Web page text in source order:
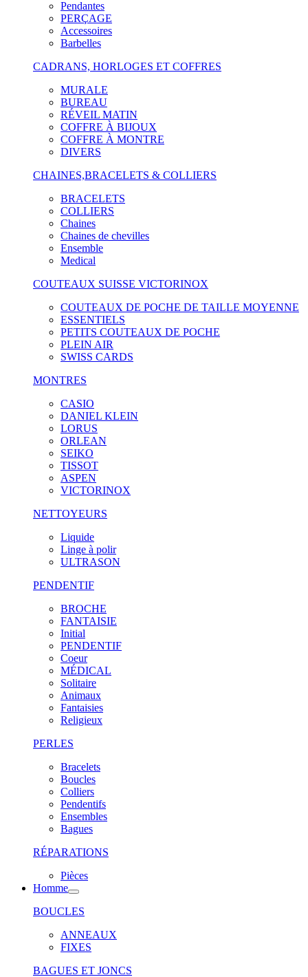
Pendantes
PERÇAGE
Accessoires
Barbelles
CADRANS, HORLOGES ET COFFRES
MURALE
BUREAU
RÉVEIL MATIN
COFFRE À BIJOUX
COFFRE À MONTRE
DIVERS
CHAINES,BRACELETS & COLLIERS
BRACELETS
COLLIERS
Chaines
Chaines de chevilles
Ensemble
Medical
COUTEAUX SUISSE VICTORINOX
COUTEAUX DE POCHE DE TAILLE MOYENNE
ESSENTIELS
PETITS COUTEAUX DE POCHE
PLEIN AIR
SWISS CARDS
MONTRES
CASIO
DANIEL KLEIN
LORUS
ORLEAN
SEIKO
TISSOT
ASPEN
VICTORINOX
NETTOYEURS
Liquide
Linge à polir
ULTRASON
PENDENTIF
BROCHE
FANTAISIE
Initial
PENDENTIF
Coeur
MÉDICAL
Solitaire
Animaux
Fantaisies
Religieux
PERLES
Bracelets
Boucles
Colliers
Pendentifs
Ensembles
Bagues
RÉPARATIONS
Pièces
Homme
BOUCLES
ANNEAUX
FIXES
BAGUES ET JONCS